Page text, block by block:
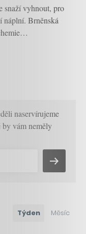
snaží vyhnout, pro
náplní. Brněnská
naservírujeme
by vám neměly
Týden Měsíc